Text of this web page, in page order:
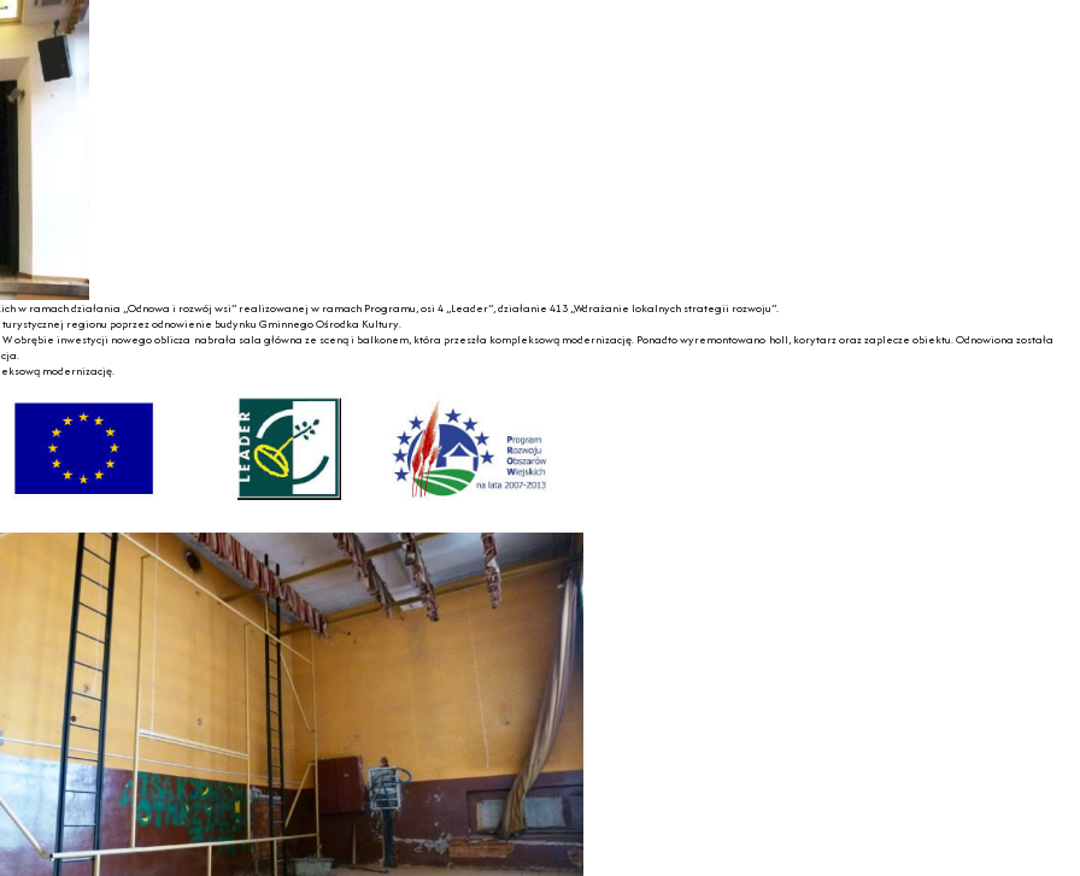
w ramach działania „Odnowa i rozwój wsi” realizowanej w ramach Programu, osi 4 „Leader”, działanie 413 „Wdrażanie lokalnych strategii rozwoju”.
regionu poprzez odnowienie budynku Gminnego Ośrodka Kultury.
obrębie inwestycji nowego oblicza nabrała sala główna ze sceną i balkonem, która przeszła kompleksową modernizację. Ponadto wyremontowano holl, korytarz oraz zaplecze obiektu. Odnowiona została
modernizację.